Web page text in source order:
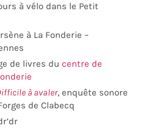
à vélo dans le Petit
à La Fonderie –
de livres du centre de
à avaler, enquête sonore
de Clabecq